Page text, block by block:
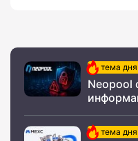
тема дня
Neopool
тема дня